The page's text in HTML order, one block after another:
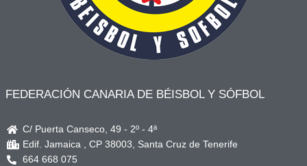
FEDERACIÓN CANARIA DE BÉISBOL Y SÓFBOL
C/ Puerta Canseco, 49 - 2º - 4ª
Edif. Jamaica , CP 38003, Santa Cruz de Tenerife
664 668 075